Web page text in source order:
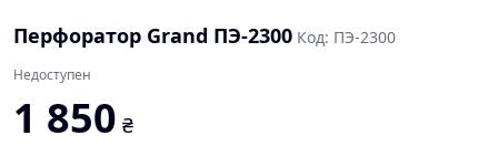
Перфоратор Grand ПЭ-2300 Код: ПЭ-2300
Недоступен
1 850 ₴